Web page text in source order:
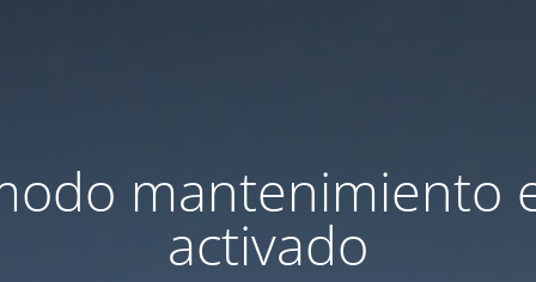
mantenimiento
activado